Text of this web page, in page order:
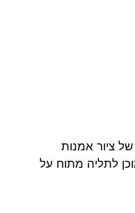
ציור אמנות
לתליה מתוח על